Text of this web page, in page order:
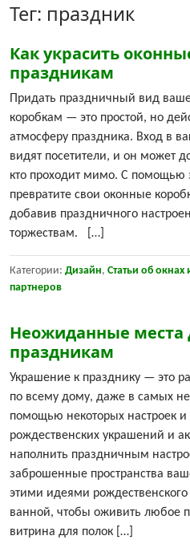
Тег: праздник
Как украсить
праздникам
Придать праздничный вид
коробкам — это простой, но
атмосферу праздника. Вход в
видят посетители, и он может
кто проходит мимо. С помощью
превратите свои оконные
добавив праздничного
торжествам. […]
Категории: Дизайн, Статьи об
партнеров
Неожиданные места
праздникам
Украшение к празднику — это
по всему дому, даже в самых
помощью некоторых настроек и
рождественских украшений и
наполнить праздничным
заброшенные пространства
этими идеями
ванной, чтобы оживить любое
витрина для полок […]